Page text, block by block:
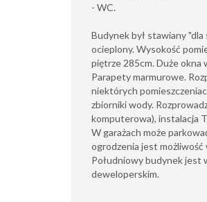
- WC.
Budynek był stawiany
ocieplony. Wysokość
piętrze 285cm. Duże okna
Parapety marmurowe.
niektórych
zbiorniki wody.
komputerowa), instalacja
W garażach może
ogrodzenia jest
Południowy budynek jest
deweloperskim.